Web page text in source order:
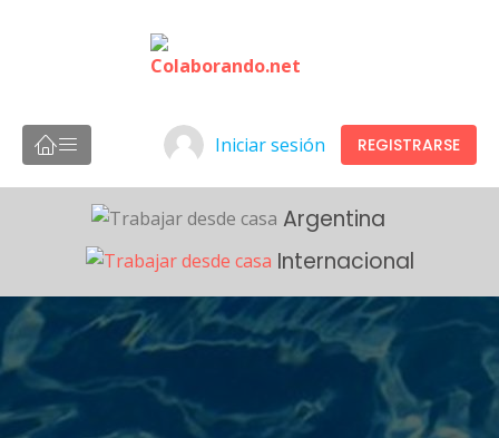
Iniciar sesión REGISTRARSE
Argentina
Internacional